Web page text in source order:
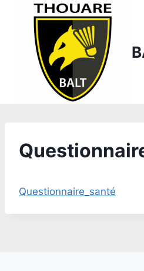
contenu
Questionnaire_santé